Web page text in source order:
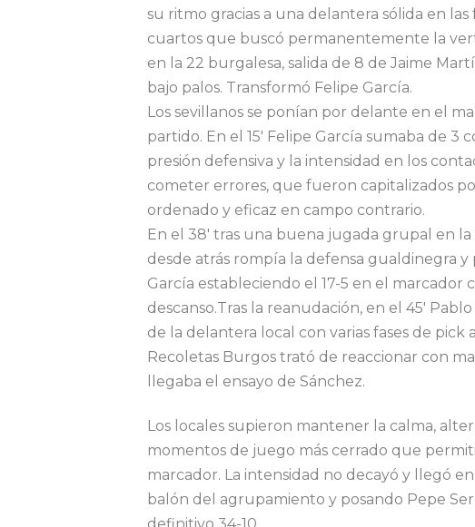
su ritmo gracias a una delantera sólida en
cuartos que buscó permanentemente la
en la 22 burgalesa, salida de 8 de Jaime
bajo palos. Transformó Felipe García.
Los sevillanos se ponían por delante en el
partido. En el 15′ Felipe García sumaba de
presión defensiva y la intensidad en los
cometer errores, que fueron capitalizados
ordenado y eficaz en campo contrario.
En el 38′ tras una buena jugada grupal en
desde atrás rompía la defensa gualdinegra y
García estableciendo el 17-5 en el marcador
descanso.Tras la reanudación, en el 45′
de la delantera local con varias fases de pick
Recoletas Burgos trató de reaccionar con
llegaba el ensayo de Sánchez.
Los locales supieron mantener la calma,
momentos de juego más cerrado que
marcador. La intensidad no decayó y llegó
balón del agrupamiento y posando Pepe